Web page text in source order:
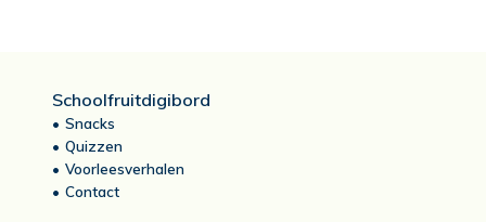
Schoolfruitdigibord
Snacks
Quizzen
Voorleesverhalen
Contact